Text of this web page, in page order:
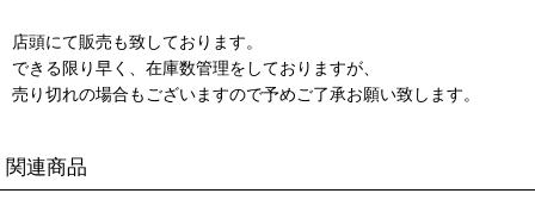
店頭にて販売も致しております。
できる限り早く、在庫数管理をしておりますが、
売り切れの場合もございますので予めご了承お願い致します。
関連商品